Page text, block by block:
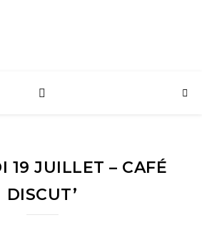
19 JUILLET – CAFÉ
DISCUT’